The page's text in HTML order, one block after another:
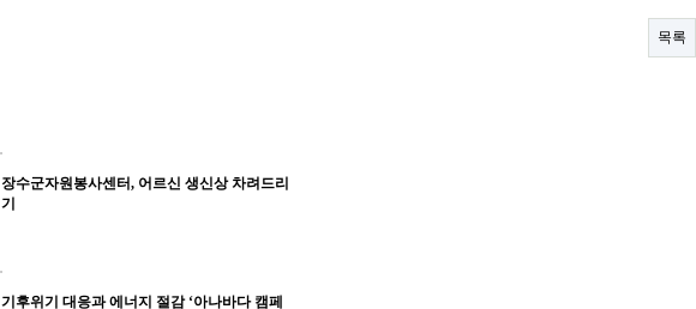
목록
장수군자원봉사센터, 어르신 생신상 차려드리
기
기후위기 대응과 에너지 절감 ‘아나바다 캠페